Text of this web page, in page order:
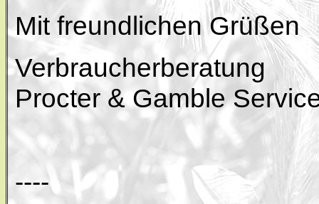
Mit freundlichen Grüßen
Verbraucherberatung
Procter & Gamble
----